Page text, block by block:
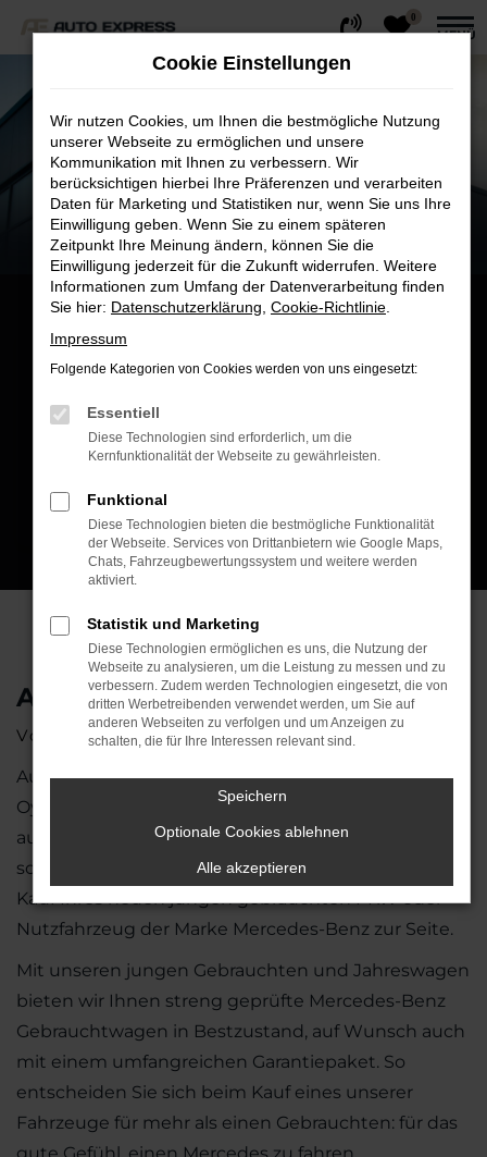
Zum
Hauptinhalt
0
MENÜ
Auto Express in Oyten
Voll ausgestattet
Auf unserem Auto Express Betriebsgelände in
Oyten im Speckgürtel von Bremen mit modern
ausgestatteten Verkaufs-, Büro-, Ausstellungs-
sowie Werkstattgebäuden, stehen wir Ihnen beim
Kauf Ihres neuen jungen gebrauchten PKW oder
Nutzfahrzeug der Marke Mercedes-Benz zur Seite.
Mit unseren jungen Gebrauchten und Jahreswagen
bieten wir Ihnen streng geprüfte Mercedes-Benz
Gebrauchtwagen in Bestzustand, auf Wunsch auch
mit einem umfangreichen Garantiepaket. So
entscheiden Sie sich beim Kauf eines unserer
Fahrzeuge für mehr als einen Gebrauchten: für das
gute Gefühl, einen Mercedes zu fahren.
Cookie Einstellungen
Wir nutzen Cookies, um Ihnen die bestmögliche Nutzung
unserer Webseite zu ermöglichen und unsere
Kommunikation mit Ihnen zu verbessern. Wir
berücksichtigen hierbei Ihre Präferenzen und verarbeiten
Daten für Marketing und Statistiken nur, wenn Sie uns Ihre
Einwilligung geben. Wenn Sie zu einem späteren
Zeitpunkt Ihre Meinung ändern, können Sie die
Einwilligung jederzeit für die Zukunft widerrufen. Weitere
Informationen zum Umfang der Datenverarbeitung finden
Sie hier: Datenschutzerklärung Cookie-Richtlinie
Impressum
Folgende Kategorien von Cookies werden von uns eingesetzt:
Essentiell
Diese Technologien sind erforderlich, um die
Kernfunktionalität der Webseite zu gewährleisten.
Funktional
Diese Technologien bieten die bestmögliche Funktionalität
der Webseite. Services von Drittanbietern wie Google Maps,
Chats, Fahrzeugbewertungssystem und weitere werden
aktiviert.
Statistik und Marketing
Diese Technologien ermöglichen es uns, die Nutzung der
Webseite zu analysieren, um die Leistung zu messen und zu
verbessern. Zudem werden Technologien eingesetzt, die von
dritten Werbetreibenden verwendet werden, um Sie auf
anderen Webseiten zu verfolgen und um Anzeigen zu
schalten, die für Ihre Interessen relevant sind.
Speichern
Optionale Cookies ablehnen
Alle akzeptieren